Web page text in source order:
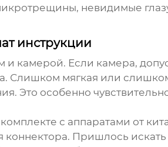
невидимые
инструкции
камерой. Если камера,
Слишком мягкая или
Это особенно
с аппаратами от
Пришлось